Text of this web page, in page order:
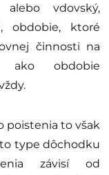
vdovský,
obdobie, ktoré
činnosti na
ako obdobie
poistenia to však
type dôchodku
závisí od